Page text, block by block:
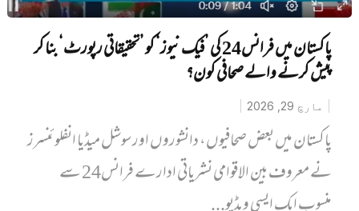
پاکستان میں فرانس24 کی ’فیک نیوز‘ کو ’تحقیقاتی رپورٹ‘ بنا کر
پیش کرنے والے صحافی کون؟
مارچ 29, 2026
پاکستان میں بعض صحافیوں، دانشوروں اور سوشل میڈیا انفلوئنسرز
نے معروف بین الاقوامی نشریاتی ادارے فرانس24 سے